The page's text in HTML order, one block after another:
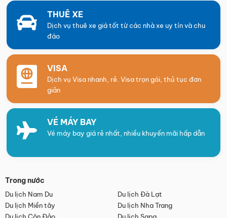
THUÊ XE
Dịch vụ thuê xe giá tốt từ các nhà xe uy tín và chu
đáo
VISA
Dịch vụ Visa nhanh, rẻ. Visa trọn gói, thủ tục đơn
giản
VÉ MÁY BAY
Vé máy bay giá rẻ nhất, nhiều khuyến mãi hấp dẫn
Trong nước
Du lịch Nam Du
Du lịch Đà Lạt
Du lịch Miền tây
Du lịch Nha Trang